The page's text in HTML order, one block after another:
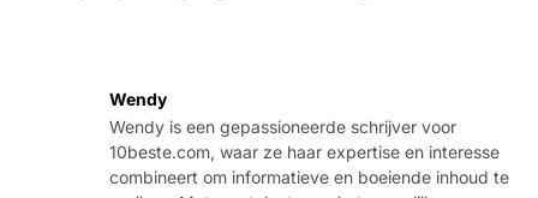
Wendy
Wendy is een gepassioneerde schrijver voor
10beste.com, waar ze haar expertise en interesse
combineert om informatieve en boeiende inhoud te